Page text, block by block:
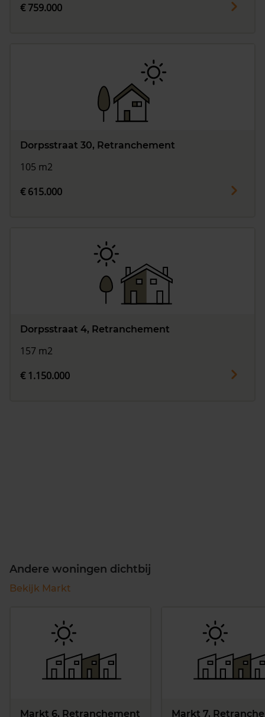
€ 759.000
Dorpsstraat 30, Retranchement
105 m2
€ 615.000
Dorpsstraat 4, Retranchement
157 m2
€ 1.150.000
Andere woningen dichtbij
Bekijk Markt
Markt 6, Retranchement Markt 7,